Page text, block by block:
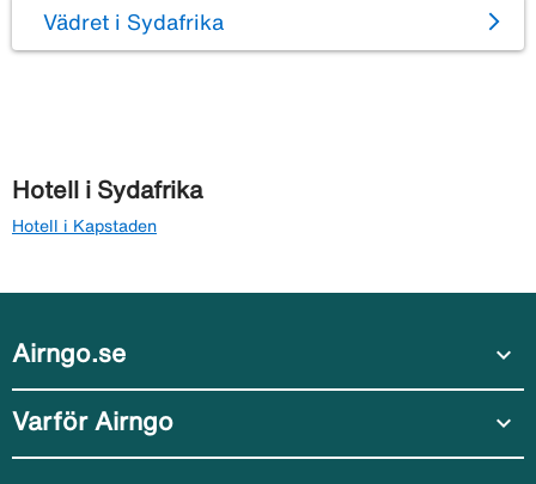
Vädret i Sydafrika
Hotell i Sydafrika
Hotell i Kapstaden
Airngo.se expand_more
Varför Airngo expand_more